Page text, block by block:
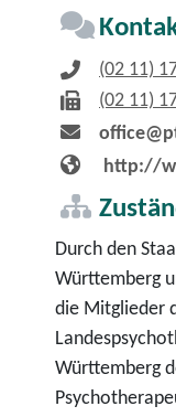
(02 11)
(02 11)
http://
Durch den
Württemberg
die Mitglieder
Württemberg